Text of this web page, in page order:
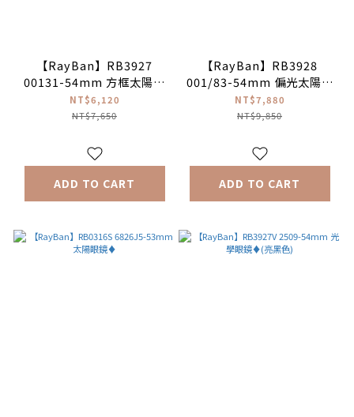
【RayBan】RB3927
00131-54mm 方框太陽眼
鏡♦(芒金|深綠色)
NT$6,120
NT$7,650
ADD TO CART
【RayBan】RB3928
001/83-54mm 偏光太陽眼
鏡♦(芒金|深棕色偏光)
NT$7,880
NT$9,850
ADD TO CART